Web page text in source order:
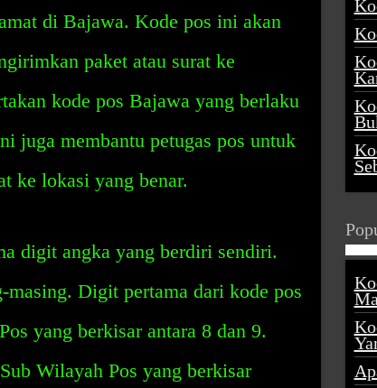
di Bajawa. Kode pos ini akan
paket atau surat ke
kode pos Bajawa yang berlaku
juga membantu petugas pos untuk
ke lokasi yang benar.
digit angka yang berdiri sendiri.
Digit pertama dari kode pos
yang berkisar antara 8 dan 9.
Wilayah Pos yang berkisar